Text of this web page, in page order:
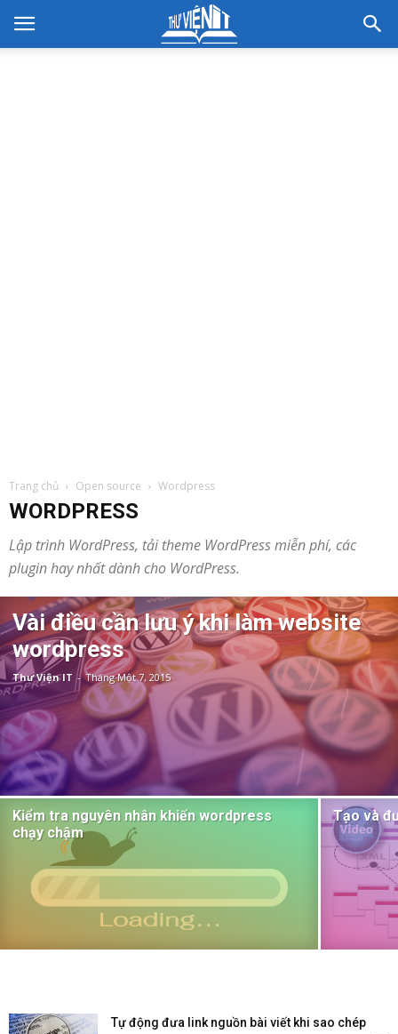
Trang chủ Open source Wordpress
WORDPRESS
Lập trình WordPress, tải theme WordPress miễn phí, các
plugin hay nhất dành cho WordPress.
Vài điều cần lưu ý khi làm website
wordpress
Thư Viện IT - Tháng Một 7, 2015
Kiểm tra nguyên nhân khiến wordpress
chạy chậm
Tạo và
Tự động đưa link nguồn bài viết khi sao chép